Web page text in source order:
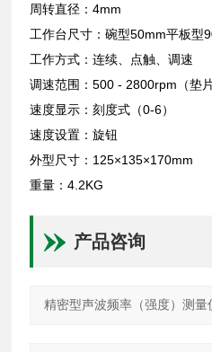
周转直径：4mm
工作台尺寸：碗型50mm平板型
工作方式：连续、点触、调速
调速范围：500 - 2800rpm（垫
速度显示：刻度式（0-6）
速度设置：旋钮
外型尺寸：125×135×170mm
重量：4.2KG
产品咨询